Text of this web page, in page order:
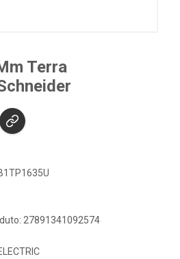
Terra
27891341092574